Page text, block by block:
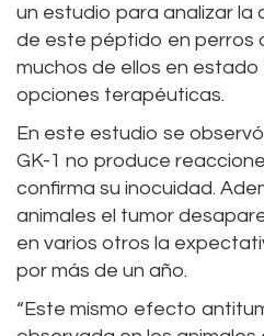
un estudio para analizar
de este péptido en perros
muchos de ellos en estado
opciones terapéuticas.
En este estudio se
GK-1 no produce
confirma su inocuidad.
animales el tumor
en varios otros la
por más de un año.
“Este mismo efecto